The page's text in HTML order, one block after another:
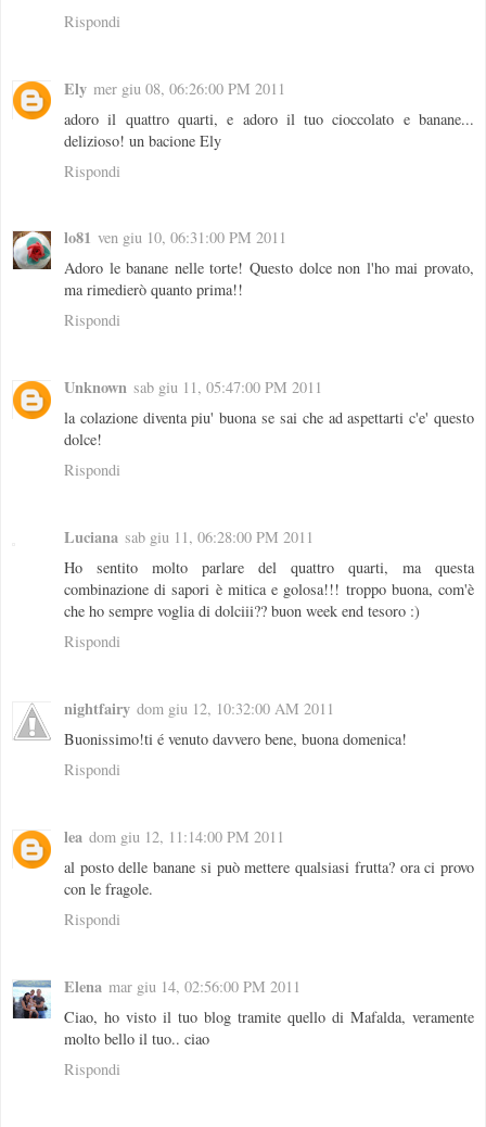
Rispondi
Ely mer giu 08, 06:26:00 PM 2011
adoro il quattro quarti, e adoro il tuo cioccolato e banane...
delizioso! un bacione Ely
Rispondi
lo81 ven giu 10, 06:31:00 PM 2011
Adoro le banane nelle torte! Questo dolce non l'ho mai provato,
ma rimedierò quanto prima!!
Rispondi
Unknown sab giu 11, 05:47:00 PM 2011
la colazione diventa piu' buona se sai che ad aspettarti c'e' questo
dolce!
Rispondi
Luciana sab giu 11, 06:28:00 PM 2011
Ho sentito molto parlare del quattro quarti, ma questa
combinazione di sapori è mitica e golosa!!! troppo buona, com'è
che ho sempre voglia di dolciii?? buon week end tesoro :)
Rispondi
nightfairy dom giu 12, 10:32:00 AM 2011
Buonissimo!ti é venuto davvero bene, buona domenica!
Rispondi
lea dom giu 12, 11:14:00 PM 2011
al posto delle banane si può mettere qualsiasi frutta? ora ci provo
con le fragole.
Rispondi
Elena mar giu 14, 02:56:00 PM 2011
Ciao, ho visto il tuo blog tramite quello di Mafalda, veramente
molto bello il tuo.. ciao
Rispondi